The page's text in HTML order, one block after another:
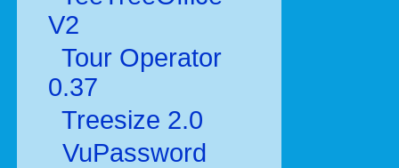
V2
Tour Operator
0.37
Treesize 2.0
VuPassword